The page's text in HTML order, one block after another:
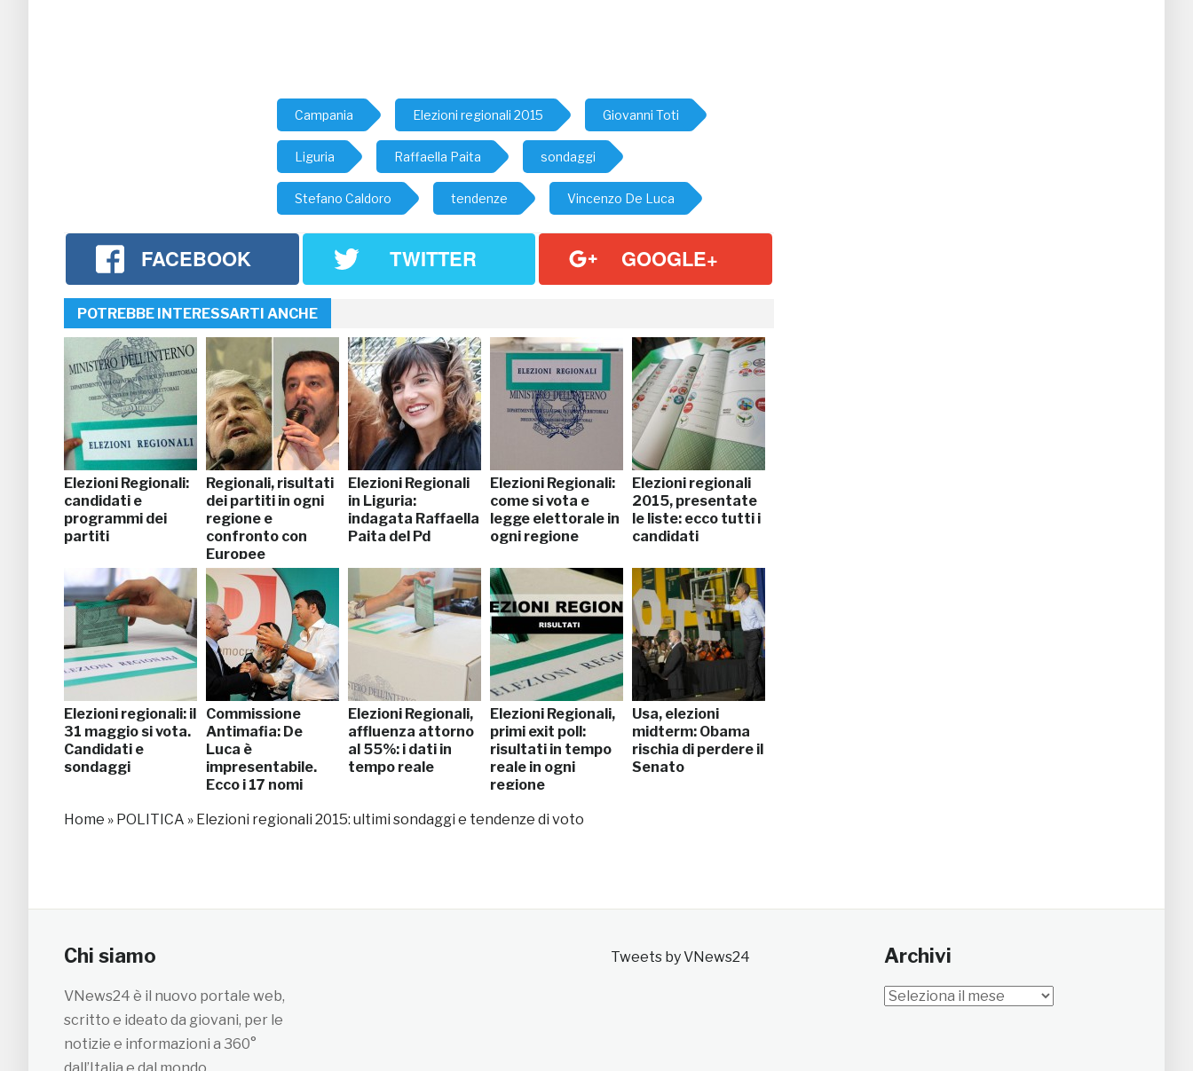
Campania Elezioni regionali 2015 Giovanni Toti
Liguria Raffaella Paita sondaggi
Stefano Caldoro tendenze Vincenzo De Luca
FACEBOOK TWITTER GOOGLE+
POTREBBE INTERESSARTI ANCHE
Elezioni Regionali:
candidati e
programmi dei
partiti
Regionali, risultati
dei partiti in ogni
regione e
confronto con
Europee
Elezioni Regionali
in Liguria:
indagata Raffaella
Paita del Pd
Elezioni Regionali:
come si vota e
legge elettorale in
ogni regione
Elezioni regionali
2015, presentate
le liste: ecco tutti i
candidati
Elezioni regionali: il
31 maggio si vota.
Candidati e
sondaggi
Commissione
Antimafia: De
Luca è
impresentabile.
Ecco i 17 nomi
Elezioni Regionali,
affluenza attorno
al 55%: i dati in
tempo reale
Elezioni Regionali,
primi exit poll:
risultati in tempo
reale in ogni
regione
Usa, elezioni
midterm: Obama
rischia di perdere il
Senato
Home » POLITICA » Elezioni regionali 2015: ultimi sondaggi e tendenze di voto
Chi siamo
VNews24 è il nuovo portale web,
scritto e ideato da giovani, per le
notizie e informazioni a 360°
dall’Italia e dal mondo
Tweets by VNews24 Archivi
Archivi